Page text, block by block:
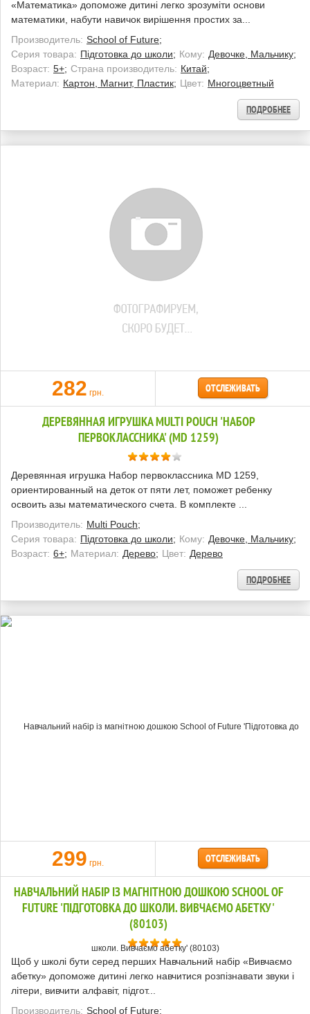
«Математика» допоможе дитині легко зрозуміти основи
математики, набути навичок вирішення простих за...
Производитель: School of Future;
Серия товара: Підготовка до школи; Кому: Девочке, Мальчику;
Возраст: 5+; Страна производитель: Китай;
Материал: Картон, Магнит, Пластик; Цвет: Многоцветный
ПОДРОБНЕЕ
282 грн. ОТСЛЕЖИВАТЬ
ДЕРЕВЯННАЯ ИГРУШКА MULTI POUCH 'НАБОР
ПЕРВОКЛАССНИКА' (MD 1259)
Деревянная игрушка Набор первоклассника MD 1259,
ориентированный на деток от пяти лет, поможет ребенку
освоить азы математического счета. В комплекте ...
Производитель: Multi Pouch;
Серия товара: Підготовка до школи; Кому: Девочке, Мальчику;
Возраст: 6+; Материал: Дерево; Цвет: Дерево
ПОДРОБНЕЕ
299 грн. ОТСЛЕЖИВАТЬ
НАВЧАЛЬНИЙ НАБІР ІЗ МАГНІТНОЮ ДОШКОЮ SCHOOL OF
FUTURE 'ПІДГОТОВКА ДО ШКОЛИ. ВИВЧАЄМО АБЕТКУ'
(80103)
Щоб у школі бути серед перших Навчальний набір «Вивчаємо
абетку» допоможе дитині легко навчитися розпізнавати звуки і
літери, вивчити алфавіт, підгот...
Производитель: School of Future;